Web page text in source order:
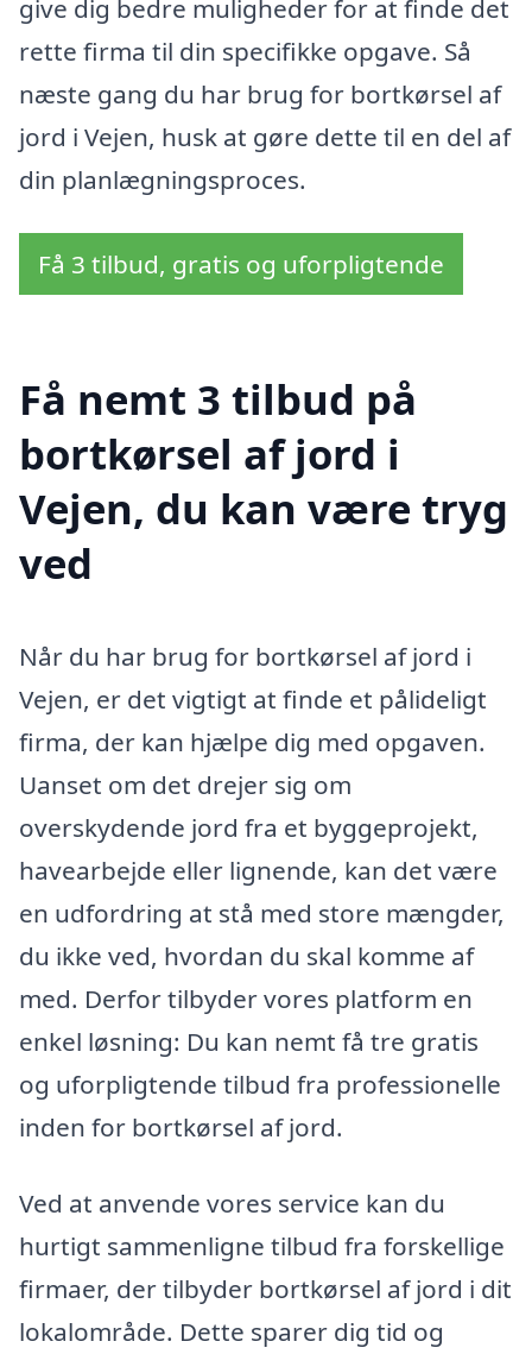
give dig bedre muligheder for at finde det
rette firma til din specifikke opgave. Så
næste gang du har brug for bortkørsel af
jord i Vejen, husk at gøre dette til en del af
din planlægningsproces.
Få 3 tilbud, gratis og uforpligtende
Få nemt 3 tilbud på
bortkørsel af jord i
Vejen, du kan være tryg
ved
Når du har brug for bortkørsel af jord i
Vejen, er det vigtigt at finde et pålideligt
firma, der kan hjælpe dig med opgaven.
Uanset om det drejer sig om
overskydende jord fra et byggeprojekt,
havearbejde eller lignende, kan det være
en udfordring at stå med store mængder,
du ikke ved, hvordan du skal komme af
med. Derfor tilbyder vores platform en
enkel løsning: Du kan nemt få tre gratis
og uforpligtende tilbud fra professionelle
inden for bortkørsel af jord.
Ved at anvende vores service kan du
hurtigt sammenligne tilbud fra forskellige
firmaer, der tilbyder bortkørsel af jord i dit
lokalområde. Dette sparer dig tid og